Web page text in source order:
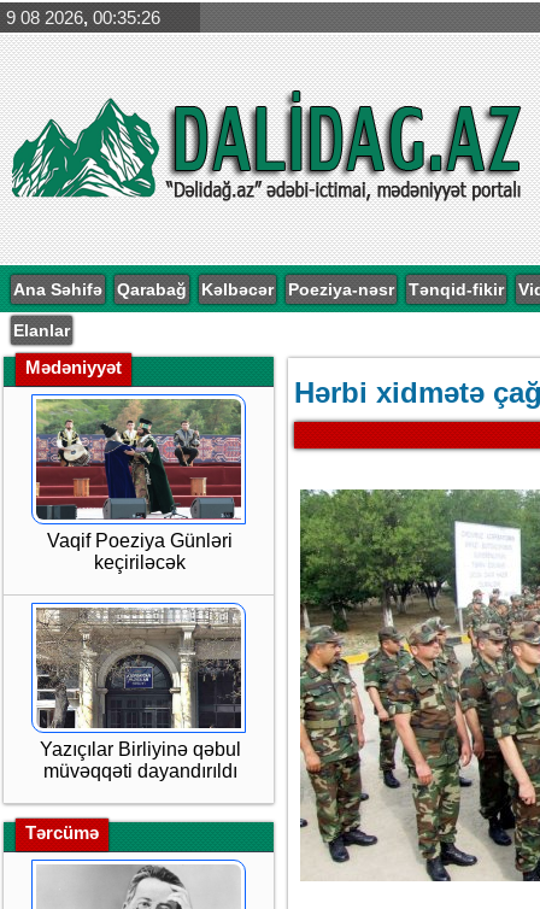
9 08 2026, 00:35:26
Ana Səhifə Qarabağ Kəlbəcər Poeziya-nəsr Tənqid-fikir
Elanlar
Mədəniyyət
Vaqif Poeziya Günləri
keçiriləcək
Yazıçılar Birliyinə qəbul
müvəqqəti dayandırıldı
Tərcümə
Hərbi xidmətə